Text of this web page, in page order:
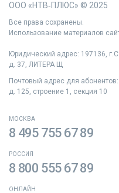
ООО «НТВ‑ПЛЮС» © 2025
Все права сохранены.
Использование материалов
Юридический адрес: 197136,
д. 37, ЛИТЕРА Щ
Почтовый адрес для
д. 125, строение 1, секция 10
МОСКВА
8 495 755 67 89
РОССИЯ
8 800 555 67 89
ОНЛАЙН